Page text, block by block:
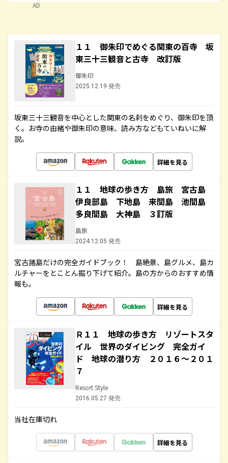
AD
１１ 御朱印でめぐる関東の百寺 坂
東三十三観音と古寺 改訂版
御朱印
2025.12.19 発売
坂東三十三観音を中心とした関東の名刹をめぐり、御朱印を頂
く。お寺の由緒や御朱印の意味、読み方などもていねいに解
説。
詳細を見る
１１ 地球の歩き方 島旅 宮古島
伊良部島 下地島 来間島 池間島
多良間島 大神島 ３訂版
島旅
2024.12.05 発売
宮古諸島だけの完全ガイドブック！ 島絶景、島グルメ、島カ
ルチャーをとことん掘り下げて紹介。島の方からのおすすめ情
報も。
詳細を見る
Ｒ１１ 地球の歩き方 リゾートスタ
イル 世界のダイビング 完全ガイ
ド 地球の潜り方 ２０１６～２０１
７
Resort Style
2016.05.27 発売
当社在庫切れ
詳細を見る